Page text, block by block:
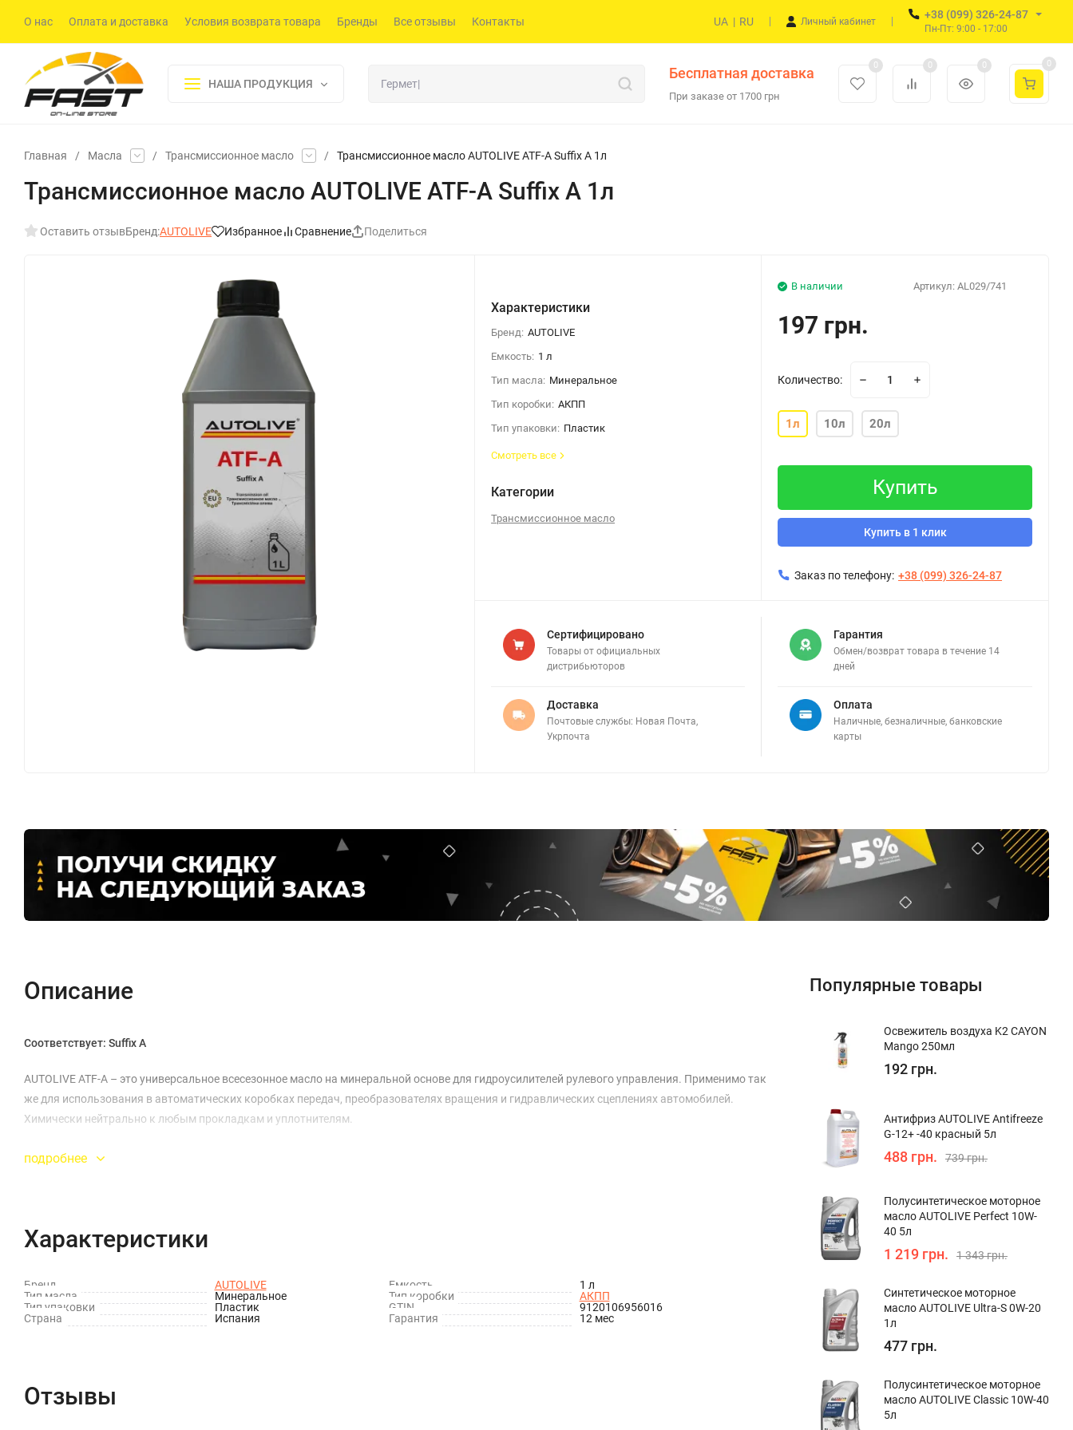
О нас Оплата и доставка Условия возврата товара Бренды Все отзывы Контакты UA | RU Личный кабинет
+38 (099) 326-24-87
Пн-Пт: 9:00 - 17:00
НАША ПРОДУКЦИЯ
Бесплатная доставка
При заказе от 1700 грн
0 0 0 0
Главная / Масла / Трансмиссионное масло / Трансмиссионное масло AUTOLIVE ATF-A Suffix A 1л
Трансмиссионное масло AUTOLIVE ATF-A Suffix A 1л
Оставить отзывБренд:AUTOLIVE Избранное Сравнение Поделиться
Характеристики
Бренд: AUTOLIVE
Емкость: 1 л
Тип масла: Минеральное
Тип коробки: АКПП
Тип упаковки: Пластик
Смотреть все
Категории
Трансмиссионное масло
Артикул: AL029/741
В наличии
197 грн.
Количество:
1л 10л 20л
Купить
Купить в 1 клик
Заказ по телефону: +38 (099) 326-24-87
Сертифицировано
Товары от официальных
дистрибьюторов
Доставка
Почтовые службы: Новая Почта,
Укрпочта
Гарантия
Обмен/возврат товара в течение 14
дней
Оплата
Наличные, безналичные, банковские
карты
Описание
Соответствует: Suffix A
AUTOLIVE ATF-A – это универсальное всесезонное масло на минеральной основе для гидроусилителей рулевого управления. Применимо так
же для использования в автоматических коробках передач, преобразователях вращения и гидравлических сцеплениях автомобилей.
Химически нейтрально к любым прокладкам и уплотнителям.
подробнее
Характеристики
Бренд AUTOLIVE Емкость
1 л
Тип масла
Минеральное Тип коробки
АКПП
Тип упаковки
Пластик GTIN
9120106956016
Страна
Испания Гарантия 12 мес
Отзывы
Популярные товары
Освежитель воздуха K2 CAYON
Mango 250мл
192 грн.
Антифриз AUTOLIVE Antifreeze
G-12+ -40 красный 5л
488 грн. 739 грн.
Полуcинтетическое моторное
масло AUTOLIVE Perfect 10W-
40 5л
1 219 грн. 1 343 грн.
Синтетическое моторное
масло AUTOLIVE Ultra-S 0W-20
1л
477 грн.
Полуcинтетическое моторное
масло AUTOLIVE Classic 10W-40
5л